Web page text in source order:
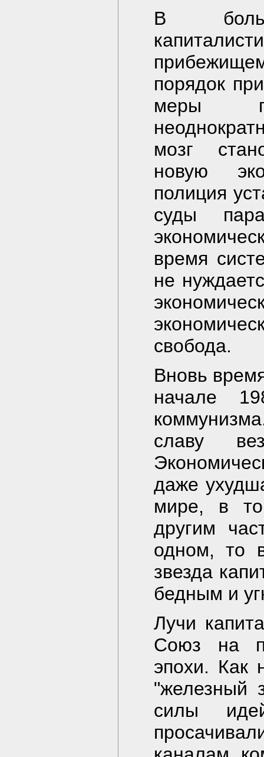
В
порядок
меры
мозг
новую
полиция
суды
время
не
свобода.
Вновь
начале
славу
даже
мире, в то
другим
одном, то
звезда
бедным и
Лучи
Союз на
эпохи. Как
"железный
силы